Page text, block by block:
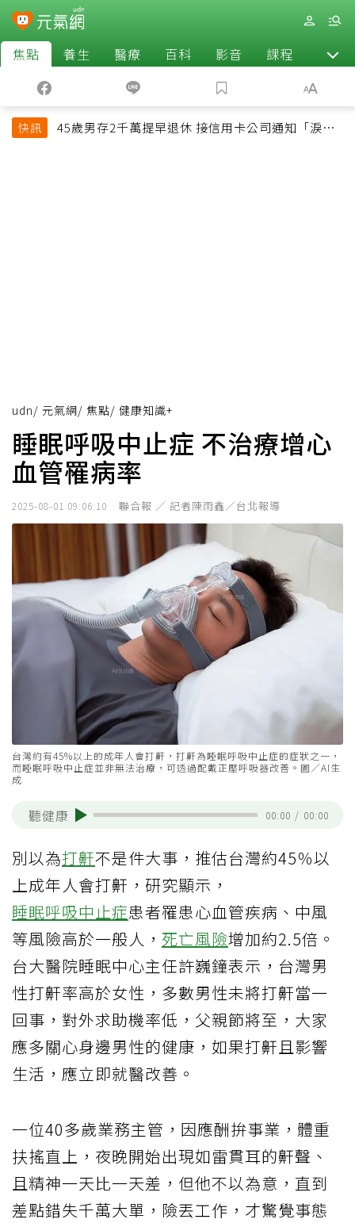
焦點 養生 醫療 百科 影音 課程 退休
快訊
45歲男存2千萬提早退休 接信用卡公司通知「淚回
udn/ 元氣網/ 焦點/ 健康知識+
睡眠呼吸中止症 不治療增心
血管罹病率
2025-08-01 09:06:10 聯合報 ／ 記者陳雨鑫／台北報導
台灣約有45%以上的成年人會打鼾，打鼾為睡眠呼吸中止症的症狀之一，
而睡眠呼吸中止症並非無法治療，可透過配戴正壓呼吸器改善。圖／AI生
成
聽健康 00:00 / 00:00
別以為打鼾不是件大事，推估台灣約45％以
上成年人會打鼾，研究顯示，
睡眠呼吸中止症患者罹患心血管疾病、中風
等風險高於一般人， 死亡風險增加約2.5倍。
台大醫院睡眠中心主任許巍鐘表示，台灣男
性打鼾率高於女性，多數男性未將打鼾當一
回事，對外求助機率低，父親節將至，大家
應多關心身邊男性的健康，如果打鼾且影響
生活，應立即就醫改善。
一位40多歲業務主管，因應酬拚事業，體重
扶搖直上，夜晚開始出現如雷貫耳的鼾聲、
且精神一天比一天差，但他不以為意，直到
差點錯失千萬大單，險丟工作，才驚覺事態